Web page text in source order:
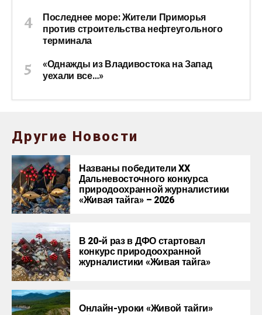
Последнее море: Жители Приморья
против строительства нефтеугольного
терминала
«Однажды из Владивостока на Запад
уехали все…»
Другие Новости
Названы победители XX
Дальневосточного конкурса
природоохранной журналистики
«Живая тайга» – 2026
В 20-й раз в ДФО стартовал
конкурс природоохранной
журналистики «Живая тайга»
Онлайн-уроки «Живой тайги»